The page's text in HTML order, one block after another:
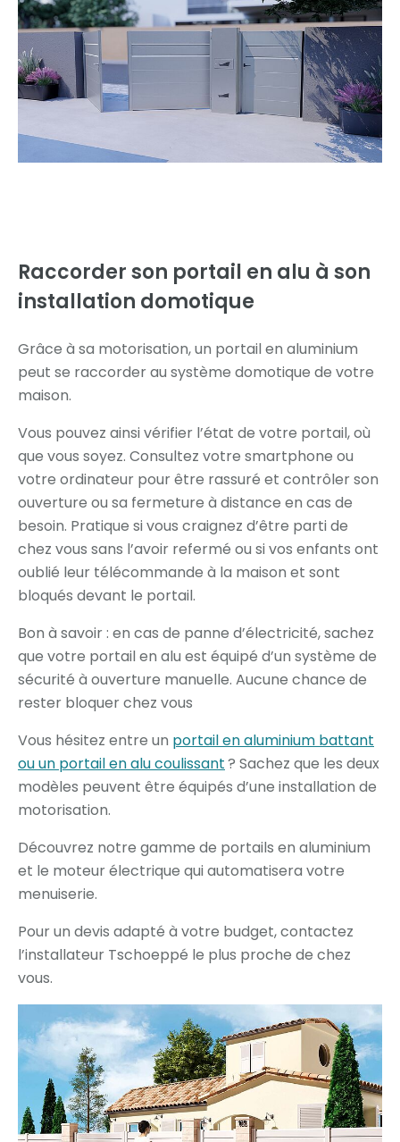
Raccorder son portail en alu à son
installation domotique
Grâce à sa motorisation, un portail en aluminium
peut se raccorder au système domotique de votre
maison.
Vous pouvez ainsi vérifier l’état de votre portail, où
que vous soyez. Consultez votre smartphone ou
votre ordinateur pour être rassuré et contrôler son
ouverture ou sa fermeture à distance en cas de
besoin. Pratique si vous craignez d’être parti de
chez vous sans l’avoir refermé ou si vos enfants ont
oublié leur télécommande à la maison et sont
bloqués devant le portail.
Bon à savoir : en cas de panne d’électricité, sachez
que votre portail en alu est équipé d’un système de
sécurité à ouverture manuelle. Aucune chance de
rester bloquer chez vous
Vous hésitez entre un portail en aluminium battant
ou un portail en alu coulissant? Sachez que les deux
modèles peuvent être équipés d’une installation de
motorisation.
Découvrez notre gamme de portails en aluminium
et le moteur électrique qui automatisera votre
menuiserie.
Pour un devis adapté à votre budget, contactez
l’installateur Tschoeppé le plus proche de chez
vous.